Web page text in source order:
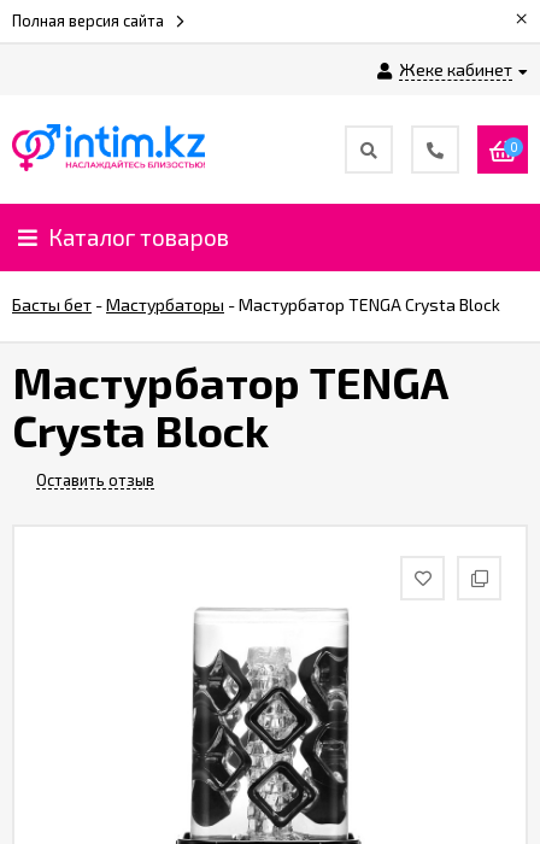
Полная версия сайта ×
Жеке кабинет
0
Каталог товаров
Басты бет -Мастурбаторы -Мастурбатор TENGA Crysta Block
Мастурбатор TENGA
Crysta Block
Оставить отзыв